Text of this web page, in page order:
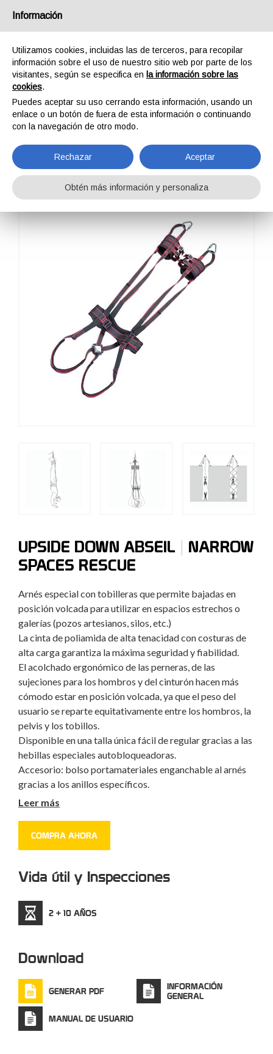
MIKE
UPSIDE DOWN ABSEIL
NARROW
SPACES RESCUE
Arnés especial con tobilleras que permite bajadas en
posición volcada para utilizar en espacios estrechos o
galerías (pozos artesianos, silos, etc.)
La cinta de poliamida de alta tenacidad con costuras de
alta carga garantiza la máxima seguridad y fiabilidad.
El acolchado ergonómico de las perneras, de las
sujeciones para los hombros y del cinturón hacen más
cómodo estar en posición volcada, ya que el peso del
usuario se reparte equitativamente entre los hombros, la
pelvis y los tobillos.
Disponible en una talla única fácil de regular gracias a las
hebillas especiales autobloqueadoras.
Accesorio: bolso portamateriales enganchable al arnés
gracias a los anillos específicos.
Según el estándar EN 1498/C.
Leer más
COMPRA AHORA
Vida útil y Inspecciones
2 + 10 AÑOS
Download
GENERAR PDF
INFORMACIÓN
GENERAL
MANUAL DE USUARIO
Información
Utilizamos cookies, incluidas las de terceros, para recopilar
información sobre el uso de nuestro sitio web por parte de los
visitantes, según se especifica en la información sobre las
cookies.
Puedes aceptar su uso cerrando esta información, usando un
enlace o un botón de fuera de esta información o continuando
con la navegación de otro modo.
Rechazar Aceptar
Obtén más información y personaliza